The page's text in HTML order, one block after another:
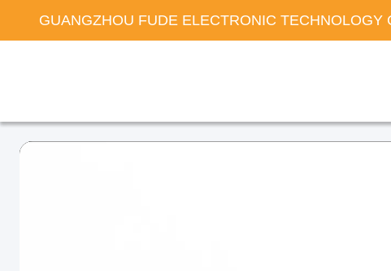
GUANGZHOU FUDE ELECTRONIC TECHNOLOGY